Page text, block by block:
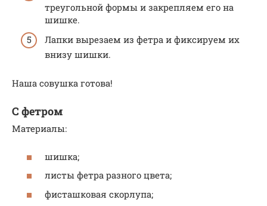
треугольной формы и закрепляем его на
шишке.
Лапки вырезаем из фетра и фиксируем их
внизу шишки.
Наша совушка готова!
С фетром
Материалы:
шишка;
листы фетра разного цвета;
фисташковая скорлупа;